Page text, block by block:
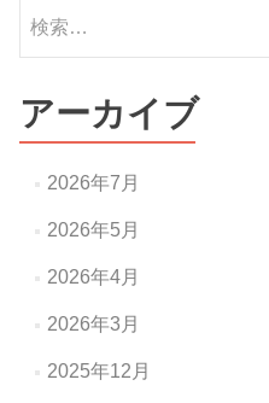
ビ
ゲ
ー
シ
ョ
ン
索:
アーカイブ
2026年7月
2026年5月
2026年4月
2026年3月
2025年12月